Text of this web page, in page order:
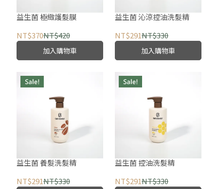
益生菌 極緻護髮膜
NT$370NT$420
加入購物車
益生菌 沁涼控油洗髮精
NT$291NT$330
加入購物車
益生菌 養髮洗髮精
NT$291NT$330
益生菌 控油洗髮精
NT$291NT$330